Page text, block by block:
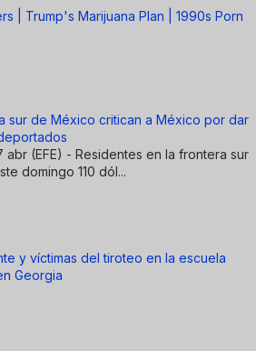
| Trump's Marijuana Plan | 1990s Porn
sur de México critican a México por dar
(EFE) - Residentes en la frontera sur
domingo 110 dól...
y víctimas del tiroteo en la escuela
Georgia